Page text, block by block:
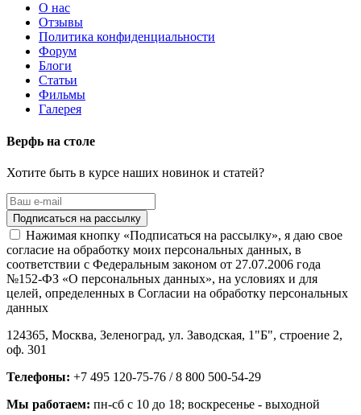
О нас
Отзывы
Политика конфиденциальности
Форум
Блоги
Статьи
Фильмы
Галерея
Верфь на столе
Хотите быть в курсе наших новинок и статей?
Нажимая кнопку «Подписаться на рассылку», я даю свое
согласие на обработку моих персональных данных, в
соответствии с Федеральным законом от 27.07.2006 года
№152-ФЗ «О персональных данных», на условиях и для
целей, определенных в Согласии на обработку персональных
данных
124365, Москва, Зеленоград, ул. Заводская, 1"Б", строение 2,
оф. 301
Телефоны: +7 495 120-75-76 / 8 800 500-54-29
Мы работаем: пн-сб с 10 до 18; воскресенье - выходной